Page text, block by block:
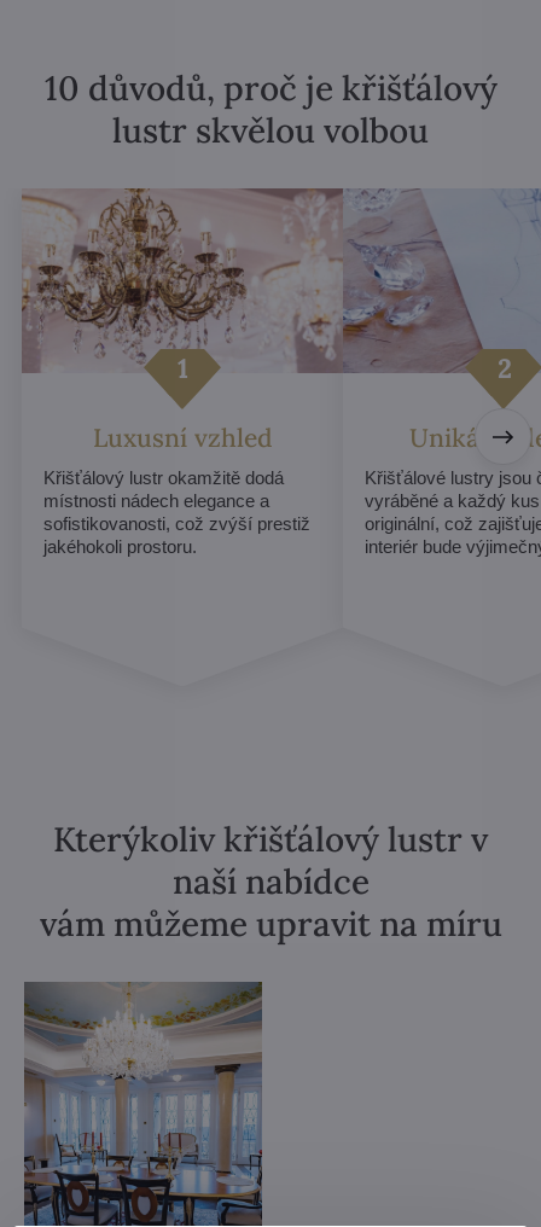
10 důvodů, proč je křišťálový
lustr skvělou volbou
Luxusní vzhled
Křišťálový lustr okamžitě dodá
místnosti nádech elegance a
sofistikovanosti, což zvýší prestiž
jakéhokoli prostoru.
Unikátní
Křišťálové lustry jsou
vyráběné a každý
originální, což
interiér bude
Kterýkoliv křišťálový lustr v
naší nabídce
vám můžeme upravit na míru